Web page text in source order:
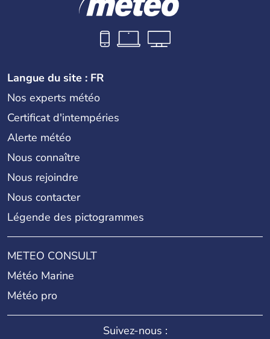
Langue du site : FR
Nos experts météo
Certificat d'intempéries
Alerte météo
Nous connaître
Nous rejoindre
Nous contacter
Légende des pictogrammes
METEO CONSULT
Météo Marine
Météo pro
Suivez-nous :